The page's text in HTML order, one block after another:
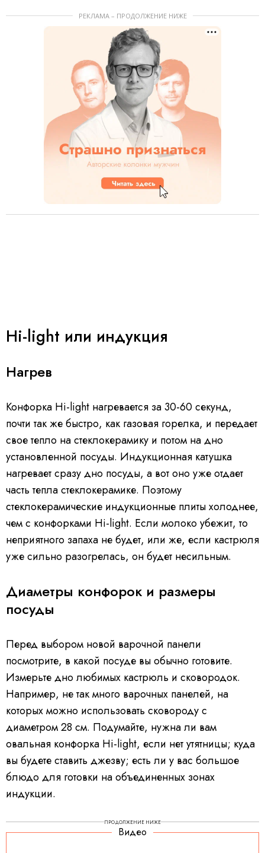
РЕКЛАМА – ПРОДОЛЖЕНИЕ НИЖЕ
Hi-light или индукция
Нагрев
Конфорка Hi-light нагревается за 30-60 секунд,
почти так же быстро, как газовая горелка, и передает
свое тепло на стеклокерамику и потом на дно
установленной посуды. Индукционная катушка
нагревает сразу дно посуды, а вот оно уже отдает
часть тепла стеклокерамике. Поэтому
стеклокерамические индукционные плиты холоднее,
чем с конфорками Hi-light. Если молоко убежит, то
неприятного запаха не будет, или же, если кастрюля
уже сильно разогрелась, он будет несильным.
Диаметры конфорок и размеры
посуды
Перед выбором новой варочной панели
посмотрите, в какой посуде вы обычно готовите.
Измерьте дно любимых кастрюль и сковородок.
Например, не так много варочных панелей, на
которых можно использовать сковороду с
диаметром 28 см. Подумайте, нужна ли вам
овальная конфорка Hi-light, если нет утятницы; куда
вы будете ставить джезву; есть ли у вас большое
блюдо для готовки на объединенных зонах
индукции.
ПРОДОЛЖЕНИЕ НИЖЕ
Видео